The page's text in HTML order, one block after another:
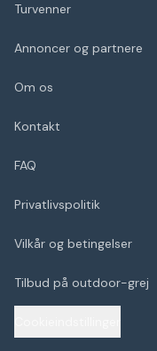
Turvenner
Annoncer og partnere
Om os
Kontakt
FAQ
Privatlivspolitik
Vilkår og betingelser
Tilbud på outdoor-grej